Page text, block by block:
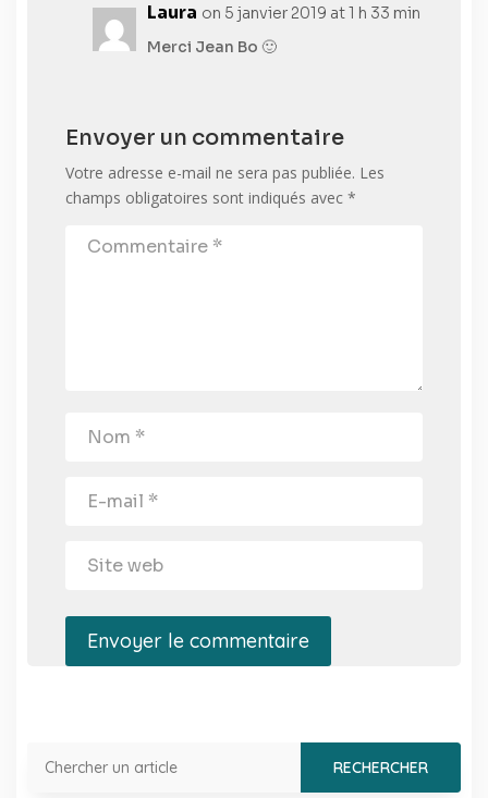
Laura on 5 janvier 2019 at 1 h 33 min
Merci Jean Bo 🙂
Envoyer un commentaire
Votre adresse e-mail ne sera pas publiée. Les
champs obligatoires sont indiqués avec *
Envoyer le commentaire